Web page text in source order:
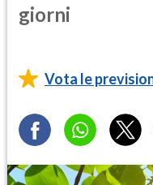
giorni
Vota le